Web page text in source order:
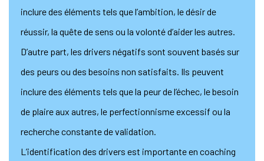
inclure des éléments tels que l’ambition, le désir de
réussir, la quête de sens ou la volonté d’aider les autres.
D’autre part, les drivers négatifs sont souvent basés sur
des peurs ou des besoins non satisfaits. Ils peuvent
inclure des éléments tels que la peur de l’échec, le besoin
de plaire aux autres, le perfectionnisme excessif ou la
recherche constante de validation.
L’identification des drivers est importante en coaching